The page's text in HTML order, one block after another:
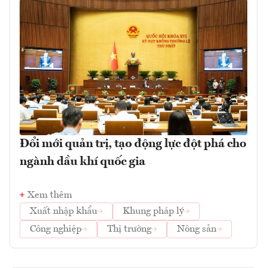
Đổi mới quản trị, tạo động lực đột phá cho
ngành dầu khí quốc gia
Xem thêm
Xuất nhập khẩu
Khung pháp lý
Công nghiệp
Thị trường Nông sản